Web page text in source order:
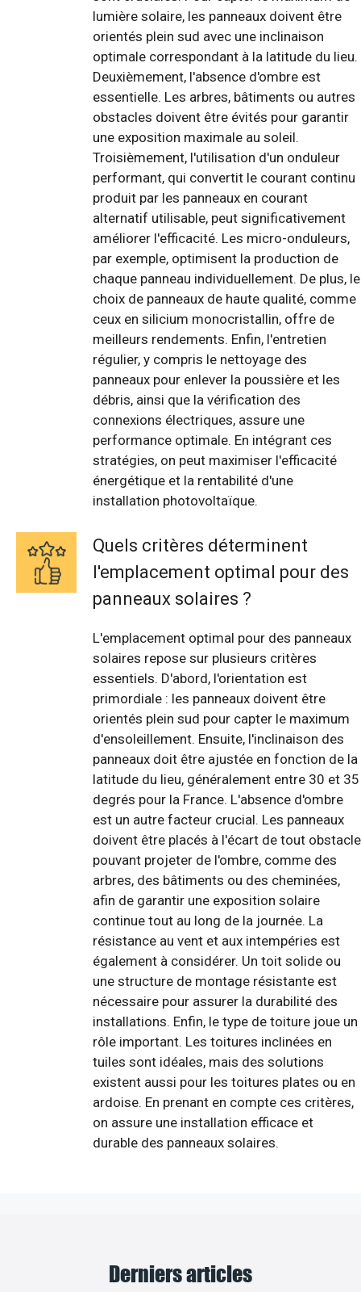
lumière solaire, les panneaux doivent être
orientés plein sud avec une inclinaison
optimale correspondant à la latitude du lieu.
Deuxièmement, l'absence d'ombre est
essentielle. Les arbres, bâtiments ou autres
obstacles doivent être évités pour garantir
une exposition maximale au soleil.
Troisièmement, l'utilisation d'un onduleur
performant, qui convertit le courant continu
produit par les panneaux en courant
alternatif utilisable, peut significativement
améliorer l'efficacité. Les micro-onduleurs,
par exemple, optimisent la production de
chaque panneau individuellement. De plus, le
choix de panneaux de haute qualité, comme
ceux en silicium monocristallin, offre de
meilleurs rendements. Enfin, l'entretien
régulier, y compris le nettoyage des
panneaux pour enlever la poussière et les
débris, ainsi que la vérification des
connexions électriques, assure une
performance optimale. En intégrant ces
stratégies, on peut maximiser l'efficacité
énergétique et la rentabilité d'une
installation photovoltaïque.
Quels critères déterminent
l'emplacement optimal pour des
panneaux solaires ?
L'emplacement optimal pour des panneaux
solaires repose sur plusieurs critères
essentiels. D'abord, l'orientation est
primordiale : les panneaux doivent être
orientés plein sud pour capter le maximum
d'ensoleillement. Ensuite, l'inclinaison des
panneaux doit être ajustée en fonction de la
latitude du lieu, généralement entre 30 et 35
degrés pour la France. L'absence d'ombre
est un autre facteur crucial. Les panneaux
doivent être placés à l'écart de tout obstacle
pouvant projeter de l'ombre, comme des
arbres, des bâtiments ou des cheminées,
afin de garantir une exposition solaire
continue tout au long de la journée. La
résistance au vent et aux intempéries est
également à considérer. Un toit solide ou
une structure de montage résistante est
nécessaire pour assurer la durabilité des
installations. Enfin, le type de toiture joue un
rôle important. Les toitures inclinées en
tuiles sont idéales, mais des solutions
existent aussi pour les toitures plates ou en
ardoise. En prenant en compte ces critères,
on assure une installation efficace et
durable des panneaux solaires.
Derniers articles